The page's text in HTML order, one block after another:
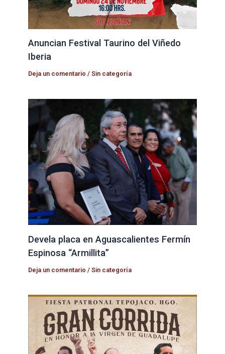
Anuncian Festival Taurino del Viñedo
Iberia
Deja un comentario /Sin categoría
Devela placa en Aguascalientes Fermín
Espinosa “Armillita”
Deja un comentario /Sin categoría